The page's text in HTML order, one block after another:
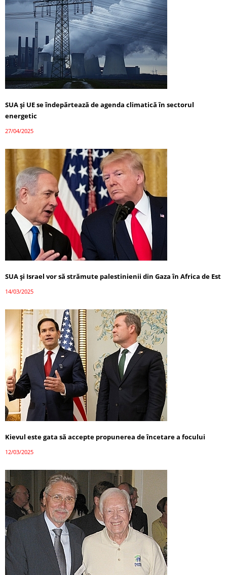
SUA și UE se îndepărtează de agenda climatică în sectorul
energetic
27/04/2025
SUA și Israel vor să strămute palestinienii din Gaza în Africa de Est
14/03/2025
Kievul este gata să accepte propunerea de încetare a focului
12/03/2025